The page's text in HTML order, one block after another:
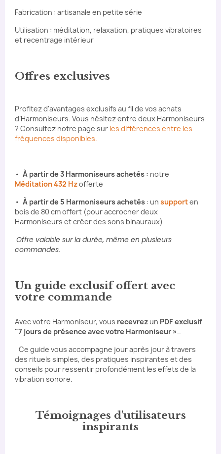
Fabrication : artisanale en petite série
Utilisation : méditation, relaxation, pratiques vibratoires
et recentrage intérieur
Offres exclusives
Profitez d'avantages exclusifs au fil de vos achats
d’Harmoniseurs. Vous hésitez entre deux Harmoniseurs
? Consultez notre page sur les différences entre les
fréquences disponibles.
• À partir de 3 Harmoniseurs achetés : notre
Méditation 432 Hzofferte
• À partir de 5 Harmoniseurs achetés : un supporten
bois de 80 cm offert (pour accrocher deux
Harmoniseurs et créer des sons binauraux)
Offre valable sur la durée, même en plusieurs
commandes.
Un guide exclusif offert avec
votre commande
Avec votre Harmoniseur, vous recevrez un PDF exclusif
"7 jours de présence avec votre Harmoniseur »..
Ce guide vous accompagne jour après jour à travers
des rituels simples, des pratiques inspirantes et des
conseils pour ressentir profondément les effets de la
vibration sonore.
Témoignages d'utilisateurs
inspirants